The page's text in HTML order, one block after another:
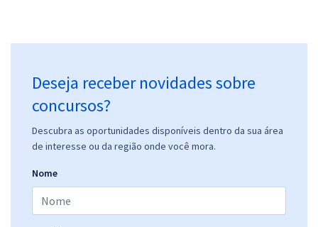
Deseja receber novidades sobre
concursos?
Descubra as oportunidades disponíveis dentro da sua área
de interesse ou da região onde você mora.
Nome